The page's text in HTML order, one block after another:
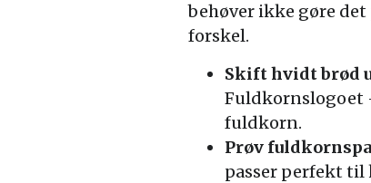
behøver ikke gøre
forskel.
Skift hvidt brød
Fuldkornslogoet
fuldkorn.
Prøv
passer perfekt til